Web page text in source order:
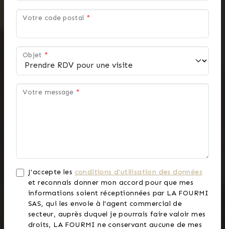
Votre code postal *
Objet *
Votre message *
J'accepte les conditions d'utilisation des données
et reconnais donner mon accord pour que mes
informations soient réceptionnées par LA FOURMI
SAS, qui les envoie à l'agent commercial de
secteur, auprès duquel je pourrais faire valoir mes
droits, LA FOURMI ne conservant aucune de mes